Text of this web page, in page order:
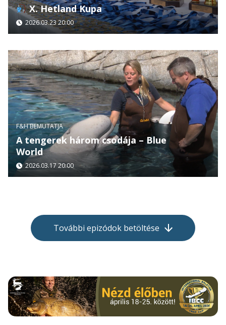
X. Hetland Kupa
2026.03.23 20:00
F&H BEMUTATJA
A tengerek három csodája – Blue
World
2026.03.17 20:00
További epizódok betöltése